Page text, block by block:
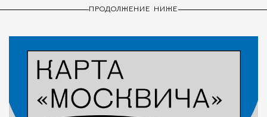
ПРОДОЛЖЕНИЕ НИЖЕ